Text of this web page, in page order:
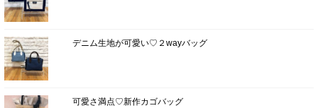
デニム生地が可愛い♡２wayバッグ
可愛さ満点♡新作カゴバッグ